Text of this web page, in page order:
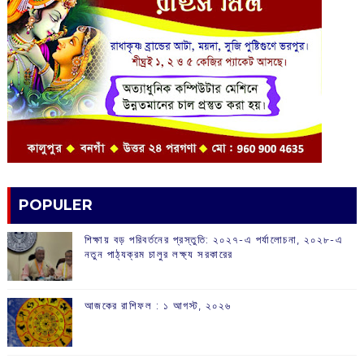
POPULER
শিক্ষায় বড় পরিবর্তনের প্রস্তুতি: ২০২৭-এ পর্যালোচনা, ২০২৮-এ
নতুন পাঠ্যক্রম চালুর লক্ষ্য সরকারের
আজকের রাশিফল :‌ ‌‌১ আগস্ট, ২০২৬